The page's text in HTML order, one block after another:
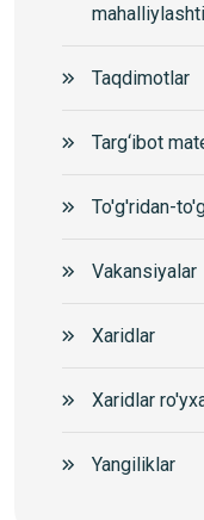
Taqdimotlar
Targ‘ibot
To'g'ridan-
Vakansiyalar
Xaridlar
Xaridlar
Yangiliklar